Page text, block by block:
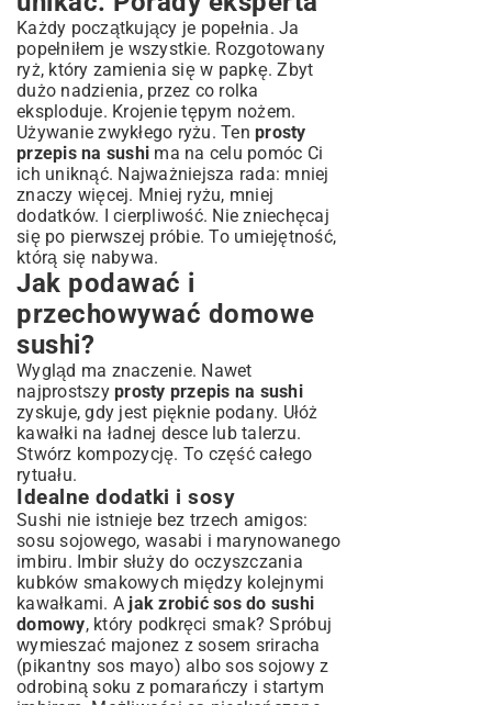
Każdy początkujący je popełnia. Ja
popełniłem je wszystkie. Rozgotowany
ryż, który zamienia się w papkę. Zbyt
dużo nadzienia, przez co rolka
eksploduje. Krojenie tępym nożem.
Używanie zwykłego ryżu. Ten prosty
przepis na sushi ma na celu pomóc Ci
ich uniknąć. Najważniejsza rada: mniej
znaczy więcej. Mniej ryżu, mniej
dodatków. I cierpliwość. Nie zniechęcaj
się po pierwszej próbie. To umiejętność,
którą się nabywa.
Jak podawać i
przechowywać domowe
sushi?
Wygląd ma znaczenie. Nawet
najprostszy prosty przepis na sushi
zyskuje, gdy jest pięknie podany. Ułóż
kawałki na ładnej desce lub talerzu.
Stwórz kompozycję. To część całego
rytuału.
Idealne dodatki i sosy
Sushi nie istnieje bez trzech amigos:
sosu sojowego, wasabi i marynowanego
imbiru. Imbir służy do oczyszczania
kubków smakowych między kolejnymi
kawałkami. A jak zrobić sos do sushi
domowy, który podkręci smak? Spróbuj
wymieszać majonez z sosem sriracha
(pikantny sos mayo) albo sos sojowy z
odrobiną soku z pomarańczy i startym